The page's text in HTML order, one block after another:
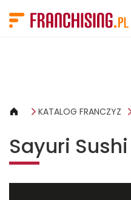
KATALOG FRANCZYZ
Sayuri Sushi